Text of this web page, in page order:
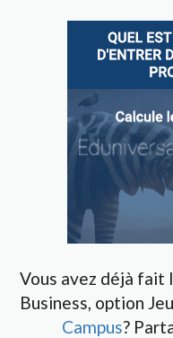
Vous avez déjà fait
Business, option
Campus?